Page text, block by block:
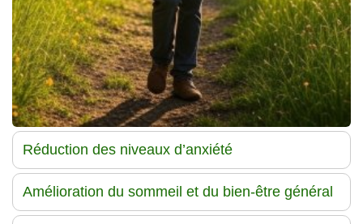
Réduction des niveaux d’anxiété
Amélioration du sommeil et du bien-être général